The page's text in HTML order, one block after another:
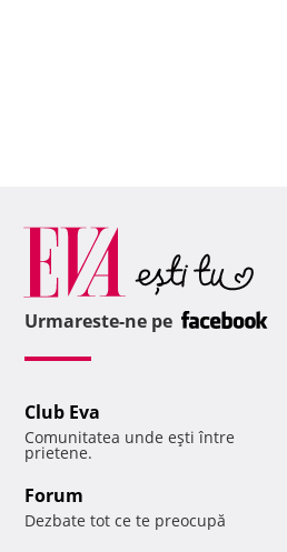
Urmareste-ne pe
Club Eva
Comunitatea unde eşti între
prietene.
Forum
Dezbate tot ce te preocupă